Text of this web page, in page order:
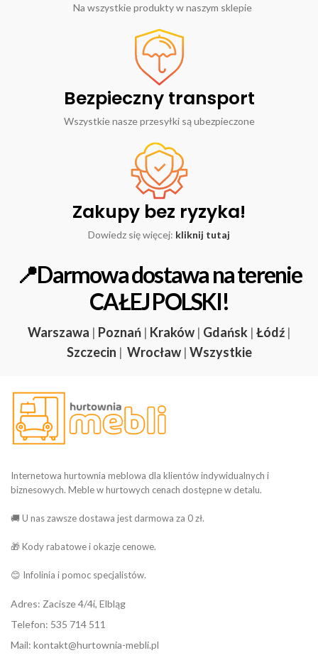
Na wszystkie produkty w naszym sklepie
Bezpieczny transport
Wszystkie nasze przesyłki są ubezpieczone
Zakupy bez ryzyka!
Dowiedz się więcej: kliknij tutaj
📍Darmowa dostawa na terenie
CAŁEJ POLSKI!
Warszawa | Poznań | Kraków | Gdańsk | Łódź |
Szczecin | Wrocław | Wszystkie
Internetowa hurtownia meblowa dla klientów indywidualnych i
biznesowych. Meble w hurtowych cenach dostępne w detalu.
🚚 U nas zawsze dostawa jest darmowa za 0 zł.
🎁 Kody rabatowe i okazje cenowe.
😊 Infolinia i pomoc specjalistów.
Adres: Zacisze 4/4i, Elbląg
Telefon: 535 714 511
Mail: kontakt@hurtownia-mebli.pl